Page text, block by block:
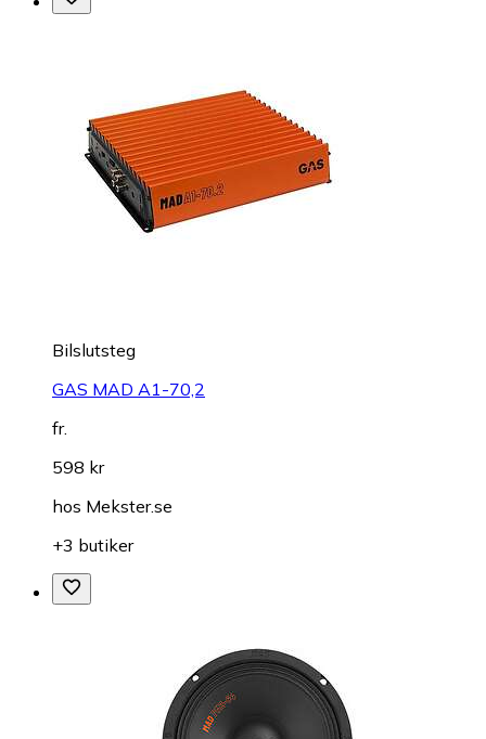
Bilslutsteg
GAS MAD A1-70,2
fr.
598 kr
hos Mekster.se
+3 butiker